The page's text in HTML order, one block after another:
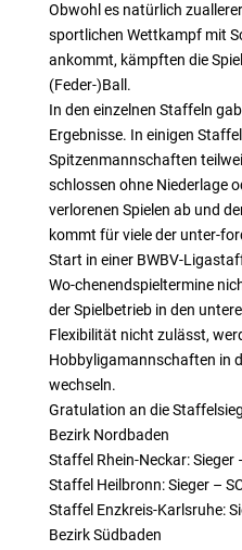
Obwohl es natürlich
sportlichen Wettkampf mit
ankommt, kämpften die
(Feder-)Ball.
In den einzelnen Staffeln
Ergebnisse. In einigen
Spitzenmannschaften
schlossen ohne Niederlage
verlorenen Spielen ab und
kommt für viele der unter-
Start in einer BWBV-
Wo-chenendspieltermine
der Spielbetrieb in den
Flexibilität nicht zulässt,
Hobbyligamannschaften in
wechseln.
Gratulation an die
Bezirk Nordbaden
Staffel Rhein-Neckar: Sieger
Staffel Heilbronn: Sieger –
Staffel Enzkreis-Karlsruhe:
Bezirk Südbaden